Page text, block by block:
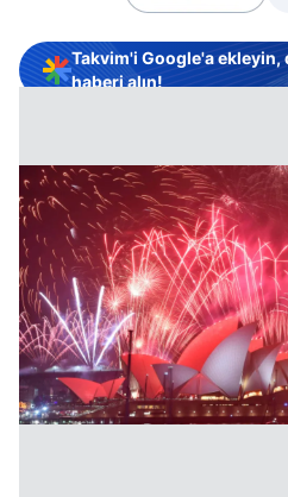
Takvim'i Google'a
haberi alın!